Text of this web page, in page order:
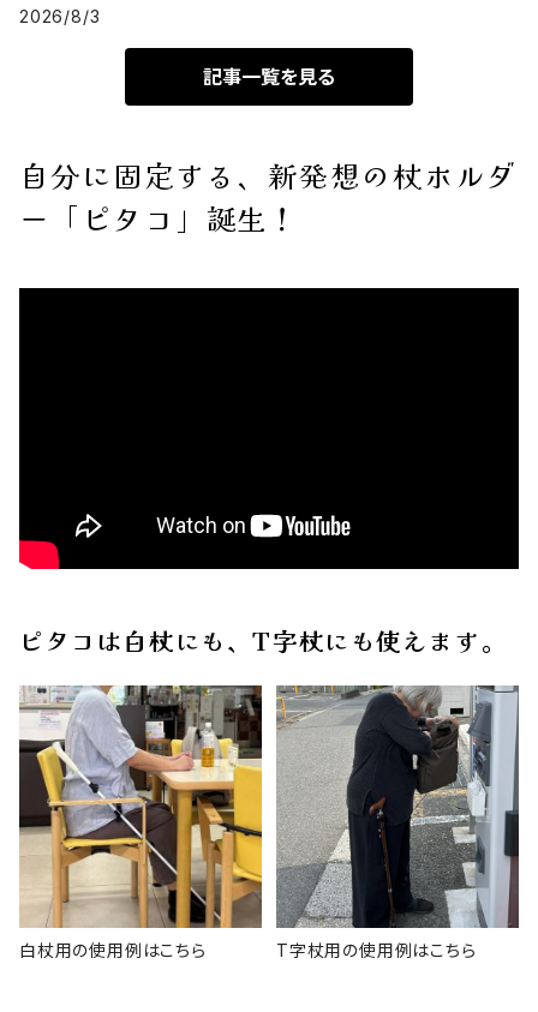
2026/8/3
記事一覧を見る
自分に固定する、新発想の杖ホルダ
ー「ピタコ」誕生！
ピタコは白杖にも、T字杖にも使えます。
白杖用の使用例はこちら T字杖用の使用例はこちら